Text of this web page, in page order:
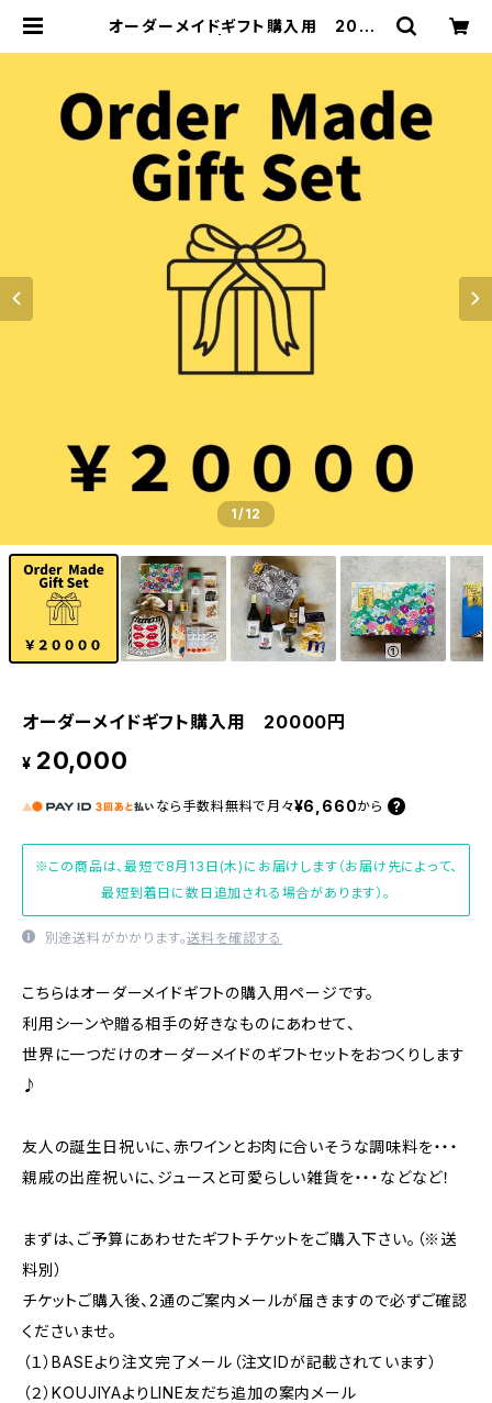
オーダーメイドギフト購入用 2000
1/12
オーダーメイドギフト購入用 20000円
¥ 20,000
なら 手数料無料で 月々¥6,660から
※この商品は、最短で8月13日(木)にお届けします（お届け先によって、
最短到着日に数日追加される場合があります）。
別途送料がかかります。送料を確認する
こちらはオーダーメイドギフトの購入用ページです。
利用シーンや贈る相手の好きなものにあわせて、
世界に一つだけのオーダーメイドのギフトセットをおつくりします
♪
友人の誕生日祝いに、赤ワインとお肉に合いそうな調味料を・・・
親戚の出産祝いに、ジュースと可愛らしい雑貨を・・・などなど！
まずは、ご予算にあわせたギフトチケットをご購入下さい。（※送
料別）
チケットご購入後、2通のご案内メールが届きますので必ずご確認
くださいませ。
（１）BASEより注文完了メール（注文IDが記載されています）
（２）KOUJIYAよりLINE友だち追加の案内メール